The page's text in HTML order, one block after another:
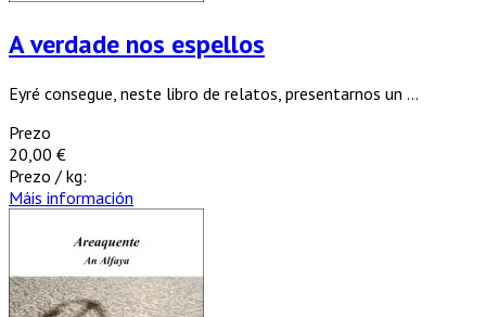
A verdade nos espellos
Eyré consegue, neste libro de relatos, presentarnos un ...
Prezo
20,00 €
Prezo / kg:
Máis información